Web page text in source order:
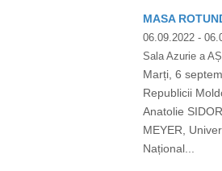
MASA
06.09.2022 -
Sala Azurie a
Marți, 6
Republicii
Anatolie
MEYER,
Național...